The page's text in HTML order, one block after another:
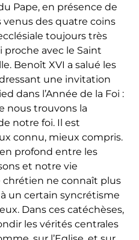
Pape, en présence de
venus des quatre coins
toujours très
proche avec le Saint
Benoît XVI a salué les
une invitation
dans l’Année de la Foi :
nous trouvons la
notre foi. Il est
connu, mieux compris.
profond entre les
et notre vie
ne connaît plus
un certain syncrétisme
Dans ces catéchèses,
les vérités centrales